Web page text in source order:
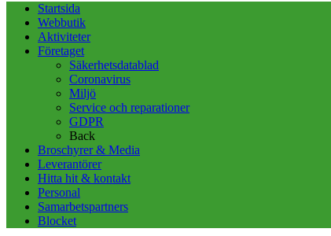
Startsida
Webbutik
Aktiviteter
Företaget
Säkerhetsdatablad
Coronavirus
Miljö
Service och reparationer
GDPR
Back
Broschyrer & Media
Leverantörer
Hitta hit & kontakt
Personal
Samarbetspartners
Blocket